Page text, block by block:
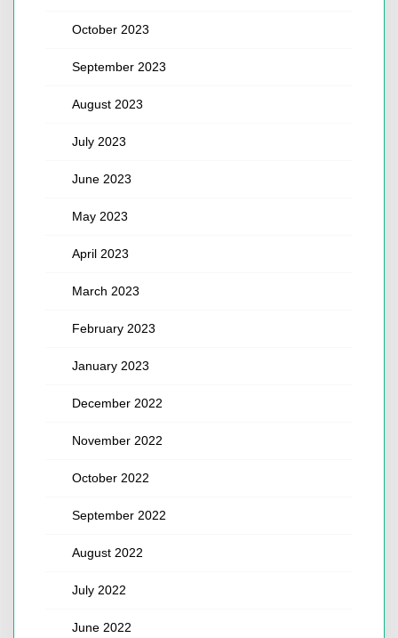
October 2023
September 2023
August 2023
July 2023
June 2023
May 2023
April 2023
March 2023
February 2023
January 2023
December 2022
November 2022
October 2022
September 2022
August 2022
July 2022
June 2022